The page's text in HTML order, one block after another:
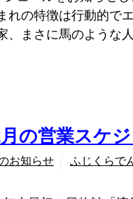
れの特徴は行動的で
、まさに馬のよう
月の営業スケ
お知らせ ふじくらで